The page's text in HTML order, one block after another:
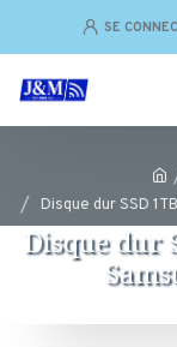
SE
Disque dur SSD
Disque dur